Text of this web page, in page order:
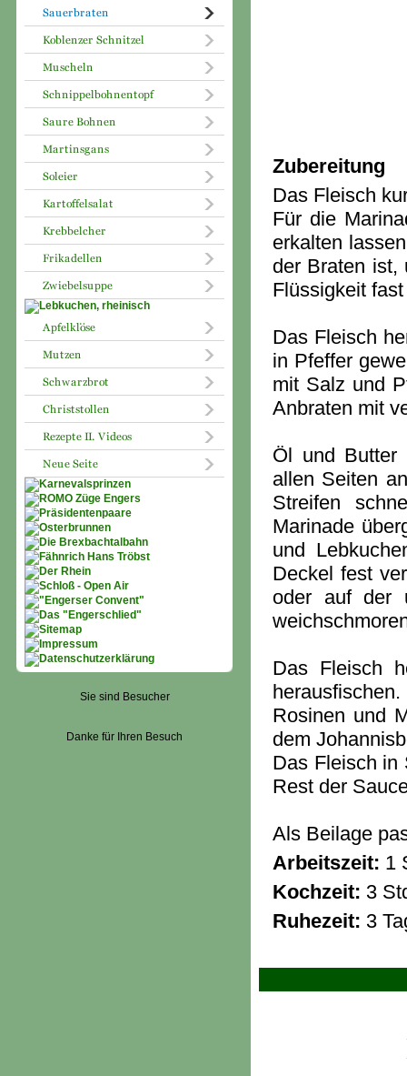
Sie sind Besucher
Danke für Ihren Besuch
Zubereitung
Das Fleisch
Für die
erkalten
der Braten ist,
Flüssigkeit
Das Fleisch
in Pfeffer
mit Salz und
Anbraten mit
Öl und Butter
allen Seiten
Streifen
Marinade
und
Deckel fest
oder auf der
Das Fleisch
Rosinen und
dem
Das Fleisch in
Rest der
Als Beilage
Arbeitszeit: 1
Kochzeit: 3
Ruhezeit: 3